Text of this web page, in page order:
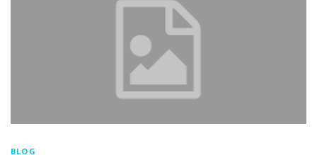
BLOG